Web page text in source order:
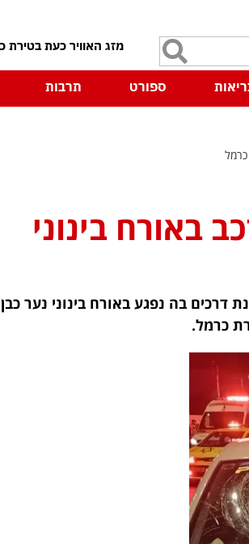
ספורט תרבות
כרמל
באורח בינוני
תאונת דרכים בה נפגע באורח בינוני נער כבן